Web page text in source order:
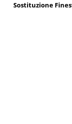
Sostituzione